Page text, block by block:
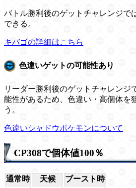
バトル勝利後のゲットチャレンジで
できる。
キバゴの詳細はこちら
色違いゲットの可能性あり
リーダー勝利後のゲットチャレンジ
能性があるため、色違い・高個体を
う。
色違いシャドウポケモンについて
CP308で個体値100％
通常時 天候
ブースト時